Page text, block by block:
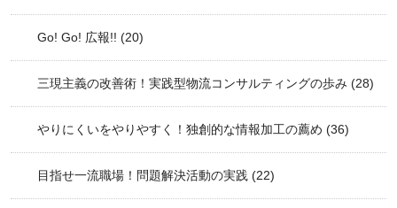
Go! Go! 広報!! (20)
三現主義の改善術！実践型物流コンサルティングの歩み (28)
やりにくいをやりやすく！独創的な情報加工の薦め (36)
目指せ一流職場！問題解決活動の実践 (22)